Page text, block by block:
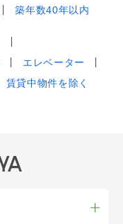
築年数40年以内
エレベーター
賃貸中物件を除く